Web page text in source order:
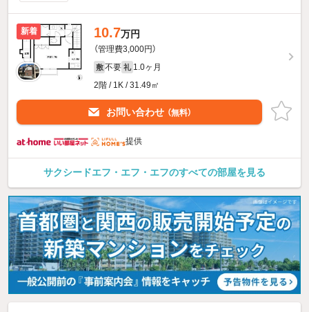
新着 10.7万円
（管理費3,000円）
敷 不要 礼 1.0ヶ月
2階 / 1K / 31.49㎡
お問い合わせ （無料）
提供
サクシードエフ・エフ・エフのすべての部屋を見る